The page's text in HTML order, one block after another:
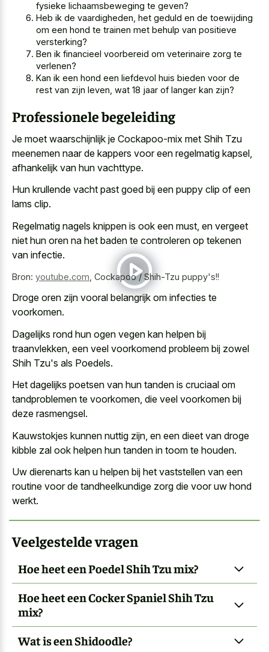
fysieke lichaamsbeweging te geven?
Heb ik de vaardigheden, het geduld en de toewijding
om een hond te trainen met behulp van positieve
versterking?
Ben ik financieel voorbereid om veterinaire zorg te
verlenen?
Kan ik een hond een liefdevol huis bieden voor de
rest van zijn leven, wat 18 jaar of langer kan zijn?
Professionele begeleiding
Je moet waarschijnlijk je Cockapoo-mix met Shih Tzu
meenemen naar de kappers voor een regelmatig kapsel,
afhankelijk van hun vachttype.
Hun krullende vacht past goed bij een puppy clip of een
lams clip.
Regelmatig nagels knippen is ook een must, en vergeet
niet hun oren na het baden te controleren op tekenen
van infectie.
Bron: youtube.com Cockapoo / Shih-Tzu puppy's!!
Droge oren zijn vooral belangrijk om infecties te
voorkomen.
Dagelijks rond hun ogen vegen kan helpen bij
traanvlekken, een veel voorkomend probleem bij zowel
Shih Tzu's als Poedels.
Het dagelijks poetsen van hun tanden is cruciaal om
tandproblemen te voorkomen, die veel voorkomen bij
deze rasmengsel.
Kauwstokjes kunnen nuttig zijn, en een dieet van droge
kibble zal ook helpen hun tanden in toom te houden.
Uw dierenarts kan u helpen bij het vaststellen van een
routine voor de tandheelkundige zorg die voor uw hond
werkt.
Veelgestelde vragen
Hoe heet een Poedel Shih Tzu mix?
Hoe heet een Cocker Spaniel Shih Tzu
mix?
Wat is een Shidoodle?